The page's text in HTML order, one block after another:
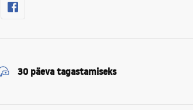
30 päeva tagastamiseks